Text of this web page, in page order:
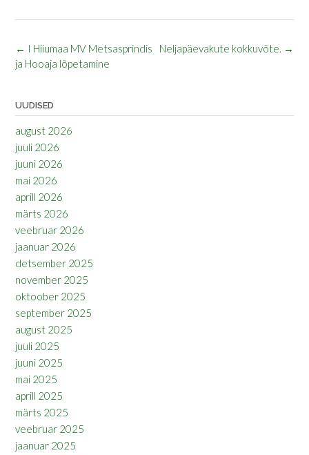
Post
navigation
Neljapäevakute kokkuvõte. →
← I Hiiumaa MV Metsasprindis
ja Hooaja lõpetamine
UUDISED
august 2026
juuli 2026
juuni 2026
mai 2026
aprill 2026
märts 2026
veebruar 2026
jaanuar 2026
detsember 2025
november 2025
oktoober 2025
september 2025
august 2025
juuli 2025
juuni 2025
mai 2025
aprill 2025
märts 2025
veebruar 2025
jaanuar 2025